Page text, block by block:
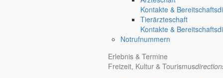
Kontakte &
Tierärzteschaft
Kontakte &
Notrufnummern
Erlebnis & Termine
Freizeit, Kultur & Tourismus